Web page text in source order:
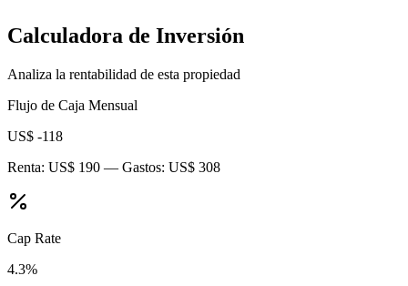
Calculadora de Inversión
Analiza la rentabilidad de esta propiedad
Flujo de Caja Mensual
US$ -118
Renta: US$ 190 — Gastos: US$ 308
Cap Rate
4.3%